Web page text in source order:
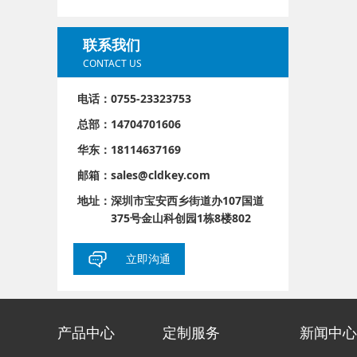
联系我们
CONTACT US
电话：0755-23323753
总部：14704701606
华东：18114637169
邮箱：sales@cldkey.com
地址： 深圳市宝安西乡街道办107国道
375号金山科创园1栋8楼802
立即沟通
产品中心 定制服务 新闻中心